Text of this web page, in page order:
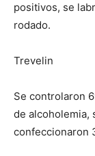
positivos, se
rodado.
Trevelin
Se controlaron
de alcoholemia,
confeccionaron